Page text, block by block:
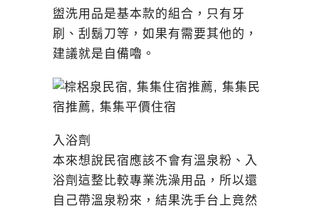
盥洗用品是基本款的組合，只有牙
刷、刮鬍刀等，如果有需要其他的，
建議就是自備嚕。
入浴劑
本來想說民宿應該不會有溫泉粉、入
浴劑這整比較專業洗澡用品，所以還
自己帶溫泉粉來，結果洗手台上竟然